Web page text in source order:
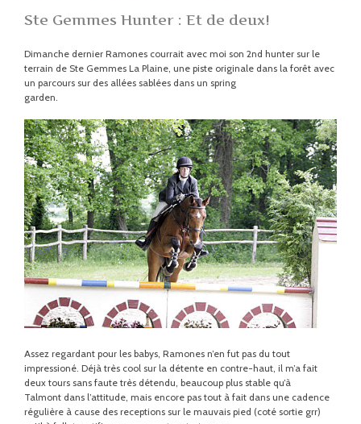
Ste Gemmes Hunter : Et de deux!
Dimanche dernier Ramones courrait avec moi son 2nd hunter sur le
terrain de Ste Gemmes La Plaine, une piste originale dans la forêt avec
un parcours sur des allées sablées dans un spring
garden.
Assez regardant pour les babys, Ramones n’en fut pas du tout
impressioné. Déjà très cool sur la détente en contre-haut, il m’a fait
deux tours sans faute très détendu, beaucoup plus stable qu’à
Talmont dans l’attitude, mais encore pas tout à fait dans une cadence
régulière à cause des receptions sur le mauvais pied (coté sortie grr)